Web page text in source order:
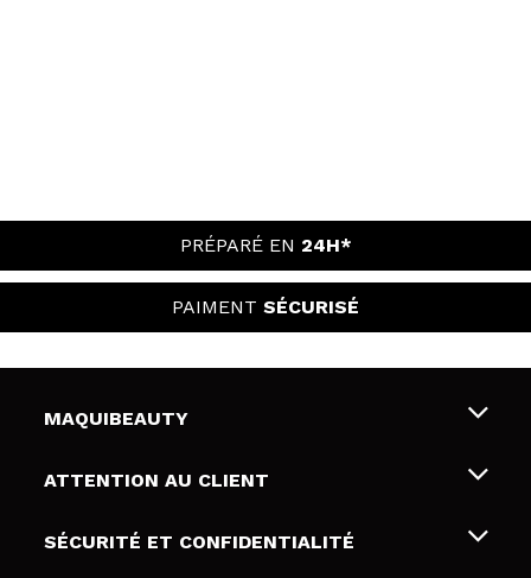
PRÉPARÉ EN 24H*
PAIMENT SÉCURISÉ
MAQUIBEAUTY
Qui sommes nous
Cartes-cadeaux
ATTENTION AU CLIENT
Livraison & retour
SÉCURITÉ ET CONFIDENTIALITÉ